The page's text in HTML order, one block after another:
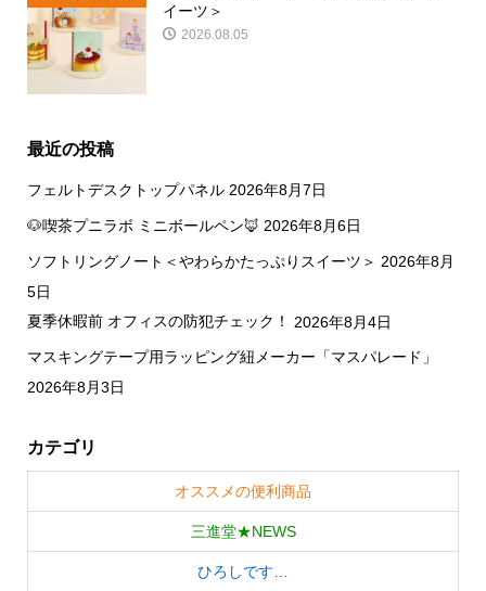
商品
イーツ＞
2026.08.05
最近の投稿
フェルトデスクトップパネル 2026年8月7日
🐶喫茶プニラボ ミニボールペン🦊 2026年8月6日
ソフトリングノート＜やわらかたっぷりスイーツ＞ 2026年8月
5日
夏季休暇前 オフィスの防犯チェック！
2026年8月4日
マスキングテープ用ラッピング紐メーカー「マスパレード」
2026年8月3日
カテゴリ
オススメの便利商品
三進堂★NEWS
ひろしです…